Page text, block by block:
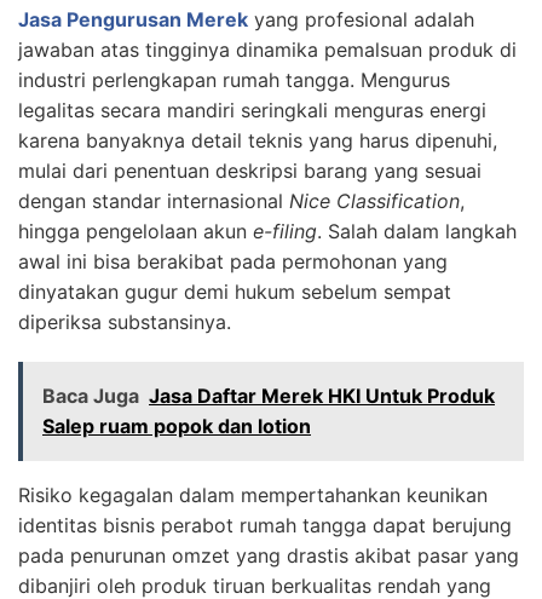
Jasa Pengurusan Merek yang profesional adalah
jawaban atas tingginya dinamika pemalsuan produk di
industri perlengkapan rumah tangga. Mengurus
legalitas secara mandiri seringkali menguras energi
karena banyaknya detail teknis yang harus dipenuhi,
mulai dari penentuan deskripsi barang yang sesuai
dengan standar internasional Nice Classification,
hingga pengelolaan akun e-filing. Salah dalam langkah
awal ini bisa berakibat pada permohonan yang
dinyatakan gugur demi hukum sebelum sempat
diperiksa substansinya.
Baca Juga Jasa Daftar Merek HKI Untuk Produk
Salep ruam popok dan lotion
Risiko kegagalan dalam mempertahankan keunikan
identitas bisnis perabot rumah tangga dapat berujung
pada penurunan omzet yang drastis akibat pasar yang
dibanjiri oleh produk tiruan berkualitas rendah yang